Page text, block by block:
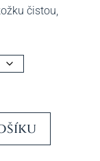
čistou,